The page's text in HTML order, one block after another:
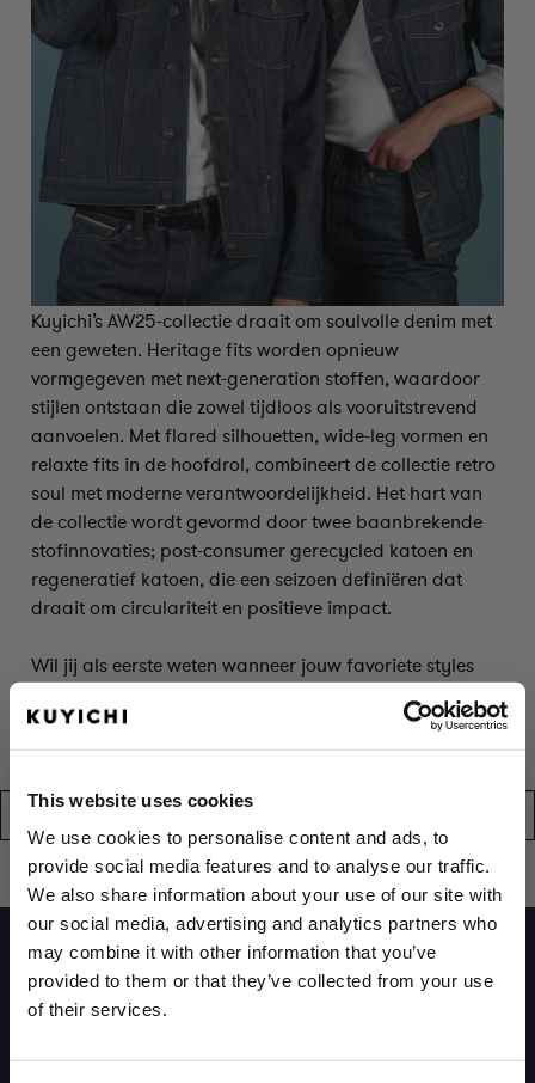
This website uses cookies
We use cookies to personalise content and ads, to
provide social media features and to analyse our traffic.
We also share information about your use of our site with
our social media, advertising and analytics partners who
may combine it with other information that you’ve
provided to them or that they’ve collected from your use
of their services.
Kuyichi’s AW25-collectie draait om soulvolle denim met
een geweten. Heritage fits worden opnieuw
vormgegeven met next-generation stoffen, waardoor
stijlen ontstaan die zowel tijdloos als vooruitstrevend
aanvoelen. Met flared silhouetten, wide-leg vormen en
relaxte fits in de hoofdrol, combineert de collectie retro
soul met moderne verantwoordelijkheid. Het hart van
de collectie wordt gevormd door twee baanbrekende
stofinnovaties; post-consumer gerecycled katoen en
regeneratief katoen, die een seizoen definiëren dat
draait om circulariteit en positieve impact.
Wil jij als eerste weten wanneer jouw favoriete styles
‘Notify me’
knop en ontvang direct een bericht zodra
het artikel op voorraad is.